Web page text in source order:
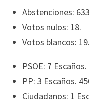
Abstenciones:
Votos nulos: 18.
Votos blancos: 19.
PSOE: 7
PP: 3 Escaños.
Ciudadanos: 1